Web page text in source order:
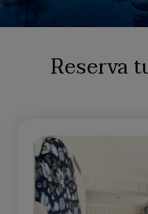
Reserva